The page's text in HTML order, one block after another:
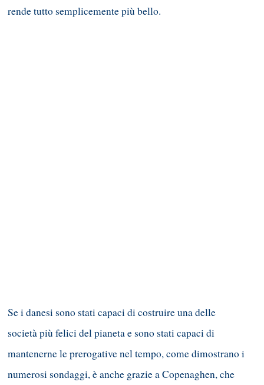
rende tutto semplicemente più bello.
Se i danesi sono stati capaci di costruire una delle
società più felici del pianeta e sono stati capaci di
mantenerne le prerogative nel tempo, come dimostrano i
numerosi sondaggi, è anche grazie a Copenaghen, che